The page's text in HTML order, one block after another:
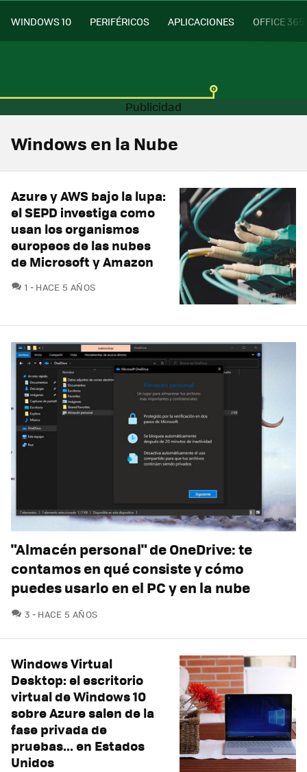
WINDOWS 10 PERIFÉRICOS APLICACIONES OFFICE 365
Windows en la Nube
Azure y AWS bajo la lupa:
el SEPD investiga como
usan los organismos
europeos de las nubes
de Microsoft y Amazon
1 COMENTARIOS
HACE 5 AÑOS
"Almacén personal" de OneDrive: te
contamos en qué consiste y cómo
puedes usarlo en el PC y en la nube
3 COMENTARIOS
HACE 5 AÑOS
Windows Virtual
Desktop: el escritorio
virtual de Windows 10
sobre Azure salen de la
fase privada de
pruebas... en Estados
Unidos